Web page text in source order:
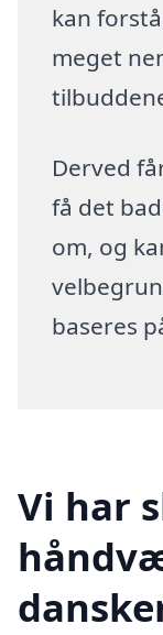
kan
meget
Derved
få det
om, og
baseres
Vi har